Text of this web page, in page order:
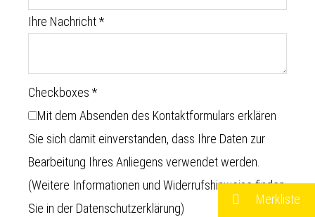
Ihre Nachricht*
Checkboxes *
Mit dem Absenden des Kontaktformulars erklären
Sie sich damit einverstanden, dass Ihre Daten zur
Bearbeitung Ihres Anliegens verwendet werden.
(Weitere Informationen und Widerrufshinweise finden
Sie in der Datenschutzerklärung)
Merkliste